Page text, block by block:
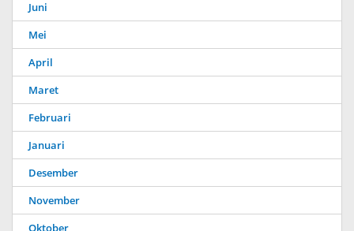
Juni
Mei
April
Maret
Februari
Januari
Desember
November